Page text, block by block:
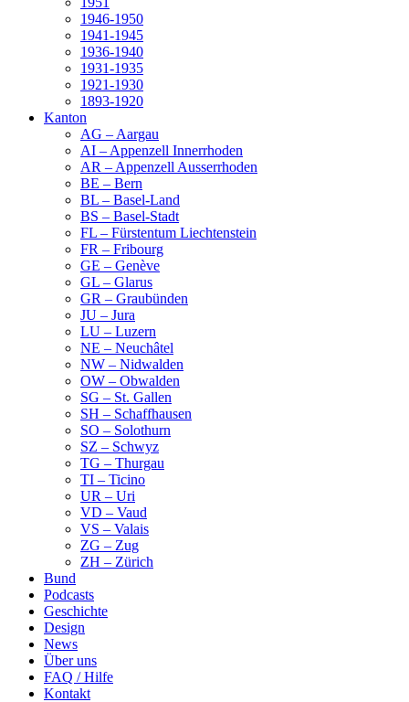
1946-1950
1941-1945
1936-1940
1931-1935
1921-1930
1893-1920
Kanton
AG – Aargau
AI – Appenzell Innerrhoden
AR – Appenzell Ausserrhoden
BE – Bern
BL – Basel-Land
BS – Basel-Stadt
FL – Fürstentum Liechtenstein
FR – Fribourg
GE – Genève
GL – Glarus
GR – Graubünden
JU – Jura
LU – Luzern
NE – Neuchâtel
NW – Nidwalden
OW – Obwalden
SG – St. Gallen
SH – Schaffhausen
SO – Solothurn
SZ – Schwyz
TG – Thurgau
TI – Ticino
UR – Uri
VD – Vaud
VS – Valais
ZG – Zug
ZH – Zürich
Bund
Podcasts
Geschichte
Design
News
Über uns
FAQ / Hilfe
Kontakt